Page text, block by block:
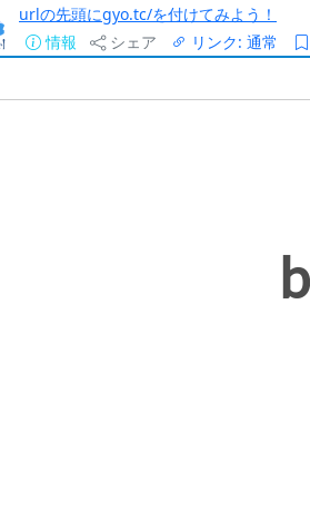
urlの先頭にgyo.tc/を付けてみよう！
情報
シェア リンク: 通常